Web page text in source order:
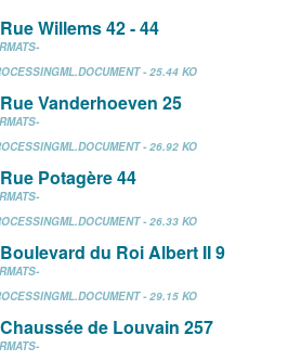
Willems 42 - 44
- 25.44 KO
Vanderhoeven 25
- 26.92 KO
Potagère 44
- 26.33 KO
du Roi Albert II 9
- 29.15 KO
de Louvain 257